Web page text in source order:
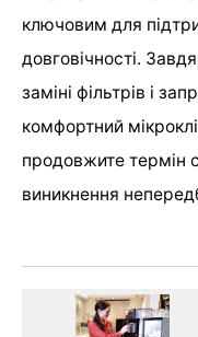
ключовим для
довговічності.
заміні фільтрів і
комфортний
продовжите термін
виникнення